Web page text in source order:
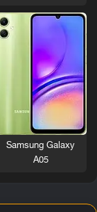
Samsung Galaxy
A05